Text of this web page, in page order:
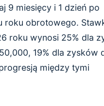
9 miesięcy i 1 dzień po
roku obrotowego.
roku wynosi 25% dla
19% dla zysków
między tymi